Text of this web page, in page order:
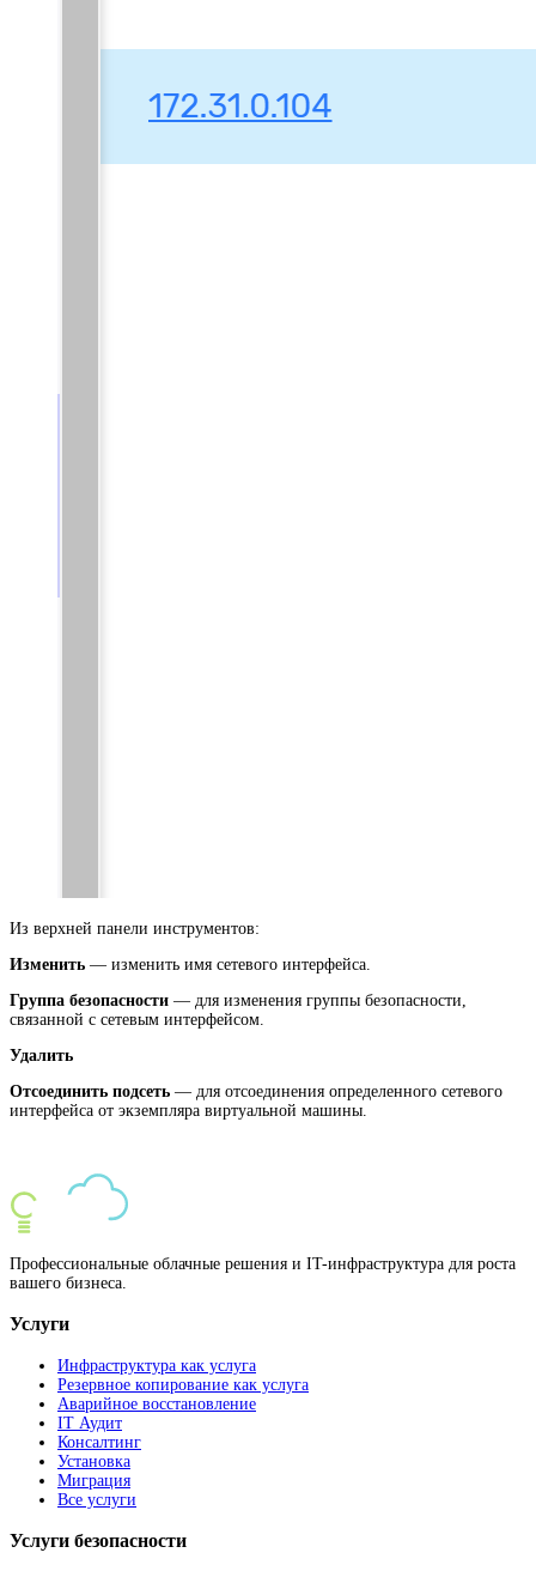
Из верхней панели инструментов:
Изменить — изменить имя сетевого интерфейса.
Группа безопасности — для изменения группы безопасности,
связанной с сетевым интерфейсом.
Удалить
Отсоединить подсеть — для отсоединения определенного сетевого
интерфейса от экземпляра виртуальной машины.
Профессиональные облачные решения и IT-инфраструктура для роста
вашего бизнеса.
Услуги
Инфраструктура как услуга
Резервное копирование как услуга
Аварийное восстановление
IT Аудит
Консалтинг
Установка
Миграция
Все услуги
Услуги безопасности